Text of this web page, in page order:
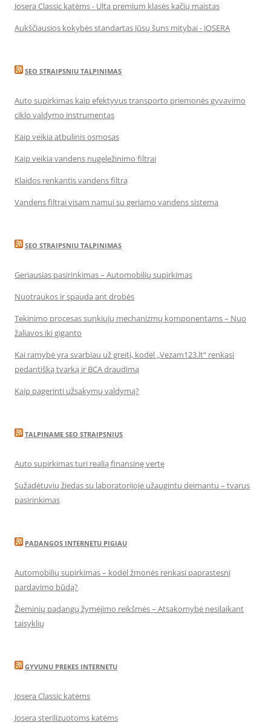
Josera Classic katėms - Ulta premium klasės kačių maistas
Aukščiausios kokybės standartas Jūsų šuns mitybai - JOSERA
SEO STRAIPSNIU TALPINIMAS
Auto supirkimas kaip efektyvus transporto priemonės gyvavimo
ciklo valdymo instrumentas
Kaip veikia atbulinis osmosas
Kaip veikia vandens nugeležinimo filtrai
Klaidos renkantis vandens filtrą
Vandens filtrai visam namui su geriamo vandens sistema
SEO STRAIPSNIU TALPINIMAS
Geriausias pasirinkimas – Automobilių supirkimas
Nuotraukos ir spauda ant drobės
Tekinimo procesas sunkiųjų mechanizmų komponentams – Nuo
žaliavos iki giganto
Kai ramybė yra svarbiau už greitį, kodėl „Vezam123.lt“ renkasi
pedantišką tvarką ir BCA draudimą
Kaip pagerinti užsakymų valdymą?
TALPINAME SEO STRAIPSNIUS
Auto supirkimas turi realią finansinę vertę
Sužadėtuvių žiedas su laboratorijoje užaugintu deimantu – tvarus
pasirinkimas
PADANGOS INTERNETU PIGIAU
Automobilių supirkimas – kodėl žmonės renkasi paprastesnį
pardavimo būdą?
Žieminių padangų žymėjimo reikšmės – Atsakomybė nesilaikant
taisyklių
GYVUNU PREKES INTERNETU
Josera Classic katėms
Josera sterilizuotoms katėms